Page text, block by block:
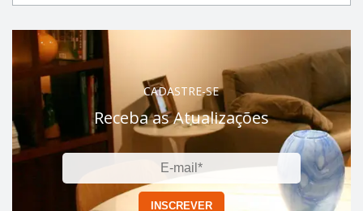
CADASTRE-SE
Receba as Atualizações